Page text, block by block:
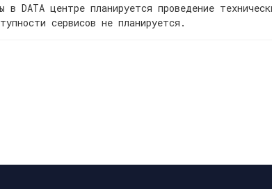
DATA центре планируется проведение
сервисов не планируется.